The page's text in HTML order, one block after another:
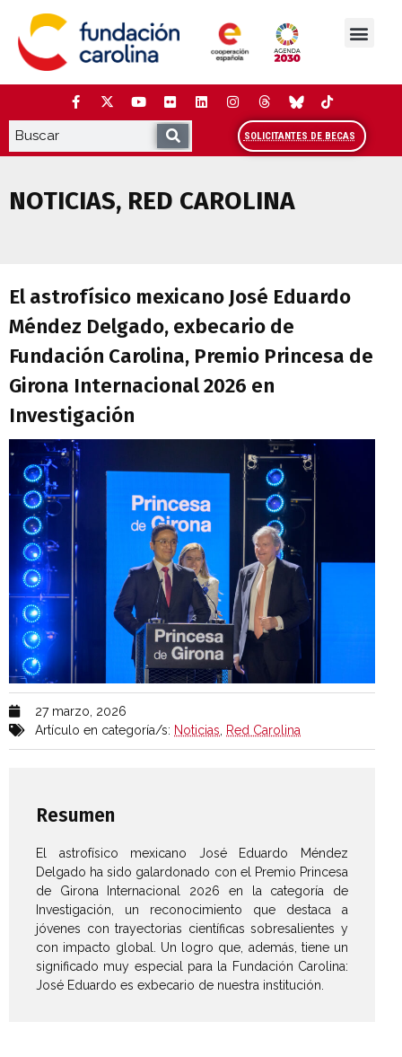
contenido
SOLICITANTES DE BECAS
NOTICIAS, RED CAROLINA
El astrofísico mexicano José Eduardo
Méndez Delgado, exbecario de
Fundación Carolina, Premio Princesa de
Girona Internacional 2026 en
Investigación
27 marzo, 2026
Artículo en categoría/s: Noticias Red Carolina
Resumen
El astrofísico mexicano José Eduardo Méndez
Delgado ha sido galardonado con el Premio Princesa
de Girona Internacional 2026 en la categoría de
Investigación, un reconocimiento que destaca a
jóvenes con trayectorias científicas sobresalientes y
con impacto global. Un logro que, además, tiene un
significado muy especial para la Fundación Carolina:
José Eduardo es exbecario de nuestra institución.